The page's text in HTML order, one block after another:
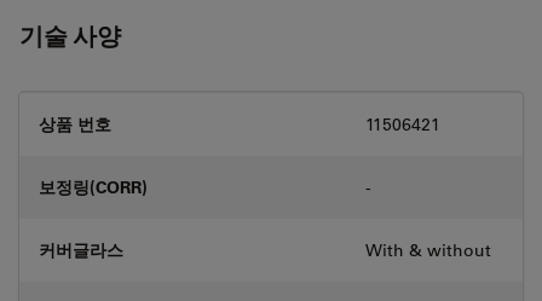
기술 사양
상품 번호 11506421
보정링(CORR) -
커버글라스 With & without